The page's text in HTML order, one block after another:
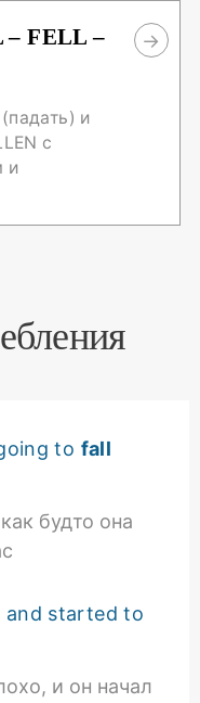
– FELL –
и
с
и
to fall
будто она
and started to
и он начал